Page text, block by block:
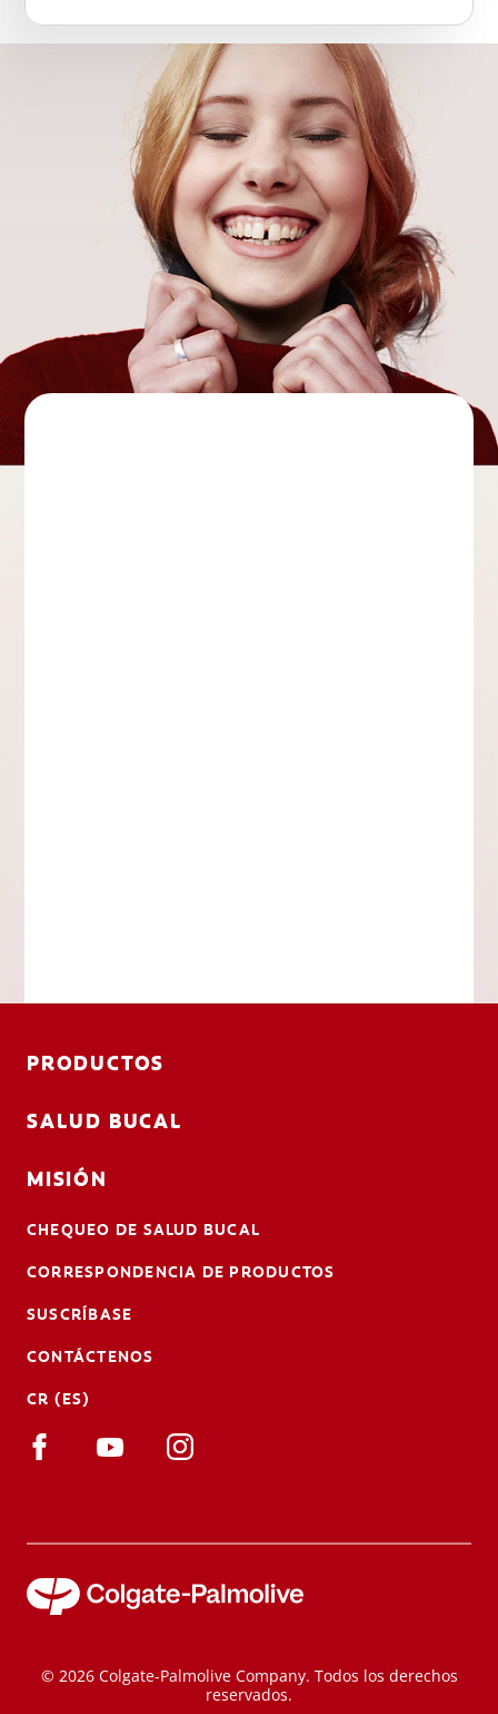
PRODUCTOS
SALUD BUCAL
MISIÓN
CHEQUEO DE SALUD BUCAL
CORRESPONDENCIA DE PRODUCTOS
SUSCRÍBASE
CONTÁCTENOS
CR (ES)
© 2026 Colgate-Palmolive Company. Todos los derechos
reservados.